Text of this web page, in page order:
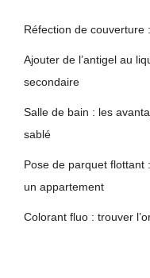
Réfection de couverture
Ajouter de l’antigel au
secondaire
Salle de bain : les
sablé
Pose de parquet flottant
un appartement
Colorant fluo : trouver